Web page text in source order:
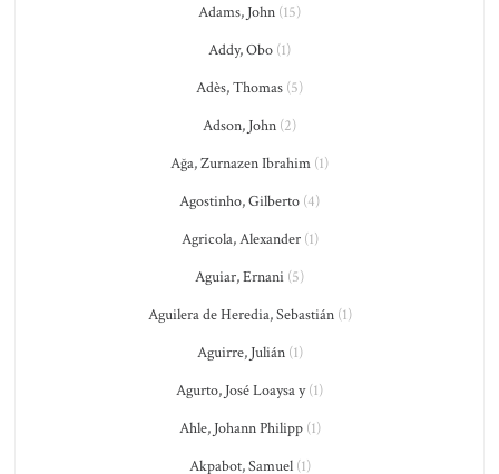
Adams, John (15)
Addy, Obo (1)
Adès, Thomas (5)
Adson, John (2)
Ağa, Zurnazen Ibrahim (1)
Agostinho, Gilberto (4)
Agricola, Alexander(1)
Aguiar, Ernani (5)
Aguilera de Heredia, Sebastián(1)
Aguirre, Julián(1)
Agurto, José Loaysa y(1)
Ahle, Johann Philipp(1)
Akpabot, Samuel(1)